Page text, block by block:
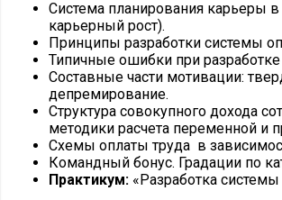
Система планирования карьеры
карьерный рост).
Принципы разработки системы
Типичные ошибки при
Составные части мотивации:
депремирование.
Структура совокупного дохода
методики расчета переменной и
Схемы оплаты труда в
Командный бонус. Градации по
Практикум: «Разработка